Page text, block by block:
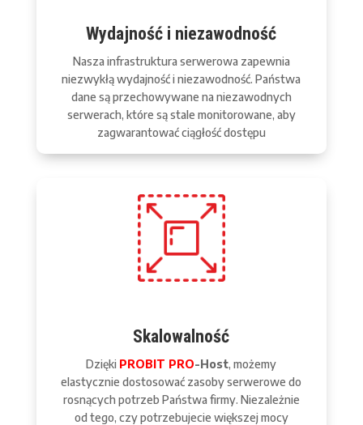
Wydajność i niezawodność
Nasza infrastruktura serwerowa zapewnia
niezwykłą wydajność i niezawodność. Państwa
dane są przechowywane na niezawodnych
serwerach, które są stale monitorowane, aby
zagwarantować ciągłość dostępu
Skalowalność
Dzięki PROBIT PRO-Host, możemy
elastycznie dostosować zasoby serwerowe do
rosnących potrzeb Państwa firmy. Niezależnie
od tego, czy potrzebujecie większej mocy